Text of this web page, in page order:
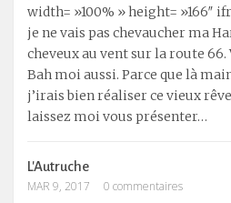
width= »100% » height= »166″
je ne vais pas chevaucher ma
cheveux au vent sur la route 66.
Bah moi aussi. Parce que là
j’irais bien réaliser ce vieux
laissez moi vous présenter…
L'Autruche
MAR 9, 2017
0 commentaires